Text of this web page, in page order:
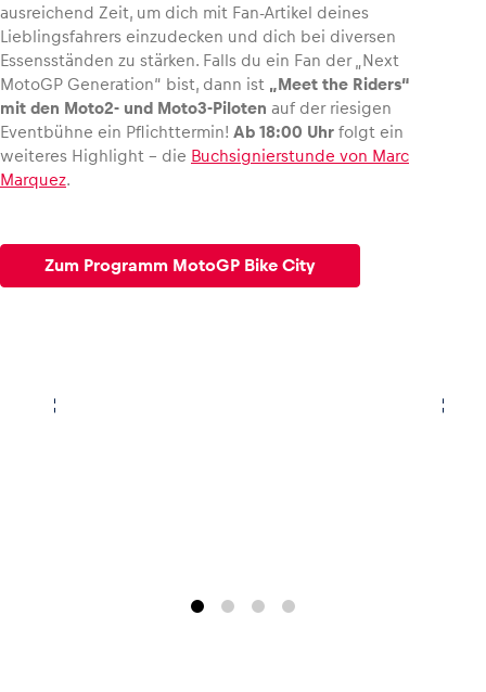
Glossar
ausreichend Zeit, um dich mit Fan-Artikel deines
Lieblingsfahrers einzudecken und dich bei diversen
Essensständen zu stärken. Falls du ein Fan der „Next
MotoGP Generation“ bist, dann ist „Meet the Riders“
mit den Moto2- und Moto3-Piloten auf der riesigen
Eventbühne ein Pflichttermin! Ab 18:00 Uhr folgt ein
weiteres Highlight – die Buchsignierstunde von Marc
Marquez.
Zum Programm MotoGP Bike City